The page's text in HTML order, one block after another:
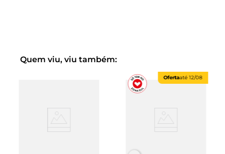
Quem viu, viu também:
Ofertaaté12/08